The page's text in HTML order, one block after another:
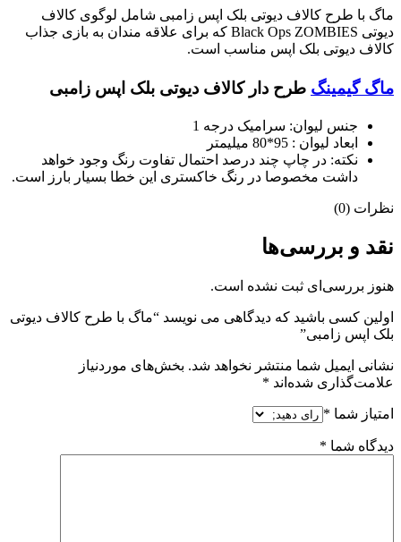
ماگ با طرح کالاف دیوتی بلک اپس زامبی شامل لوگوی کالاف
دیوتی Black Ops ZOMBIES که برای علاقه مندان به بازی جذاب
کالاف دیوتی بلک اپس مناسب است.
ماگ گیمینگ طرح دار کالاف دیوتی بلک اپس زامبی
جنس لیوان: سرامیک درجه 1
ابعاد لیوان : 95*80 میلیمتر
نکته: در چاپ چند درصد احتمال تفاوت رنگ وجود خواهد
داشت مخصوصا در رنگ خاکستری این خطا بسیار بارز است.
نظرات (0)
نقد و بررسی‌ها
هنوز بررسی‌ای ثبت نشده است.
اولین کسی باشید که دیدگاهی می نویسد “ماگ با طرح کالاف دیوتی
بلک اپس زامبی”
نشانی ایمیل شما منتشر نخواهد شد. بخش‌های موردنیاز
علامت‌گذاری شده‌اند *
امتیاز شما *
دیدگاه شما *